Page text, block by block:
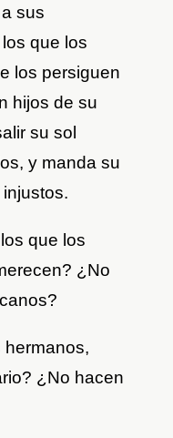
sus
que los
los persiguen
hijos de su
su sol
y manda su
que los
¿No
hermanos,
¿No hacen